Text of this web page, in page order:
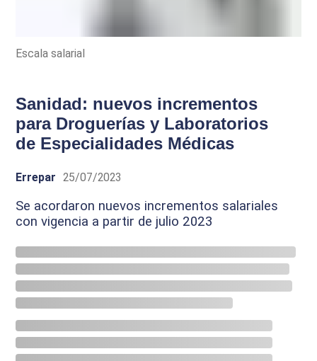
Escala salarial
Sanidad: nuevos incrementos
para Droguerías y Laboratorios
de Especialidades Médicas
Errepar 25/07/2023
Se acordaron nuevos incrementos salariales
con vigencia a partir de julio 2023